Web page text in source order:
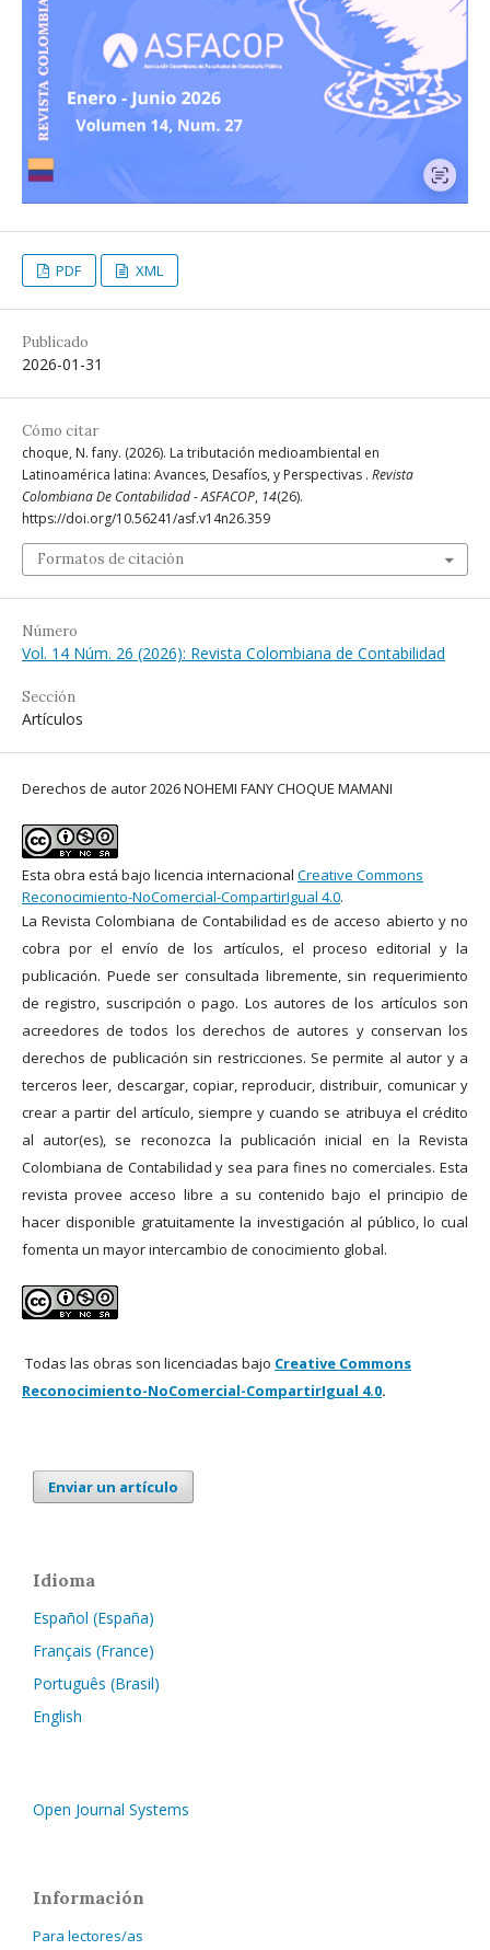
PDF XML
Publicado
2026-01-31
Cómo citar
choque, N. fany. (2026). La tributación medioambiental en
Latinoamérica latina: Avances, Desafíos, y Perspectivas . Revista
Colombiana De Contabilidad - ASFACOP, 14(26).
https://doi.org/10.56241/asf.v14n26.359
Formatos de citación
Número
Vol. 14 Núm. 26 (2026): Revista Colombiana de Contabilidad
Sección
Artículos
Derechos de autor 2026 NOHEMI FANY CHOQUE MAMANI
Esta obra está bajo licencia internacional Creative Commons
Reconocimiento-NoComercial-CompartirIgual 4.0.
La Revista Colombiana de Contabilidad es de acceso abierto y no
cobra por el envío de los artículos, el proceso editorial y la
publicación. Puede ser consultada libremente, sin requerimiento
de registro, suscripción o pago. Los autores de los artículos son
acreedores de todos los derechos de autores y conservan los
derechos de publicación sin restricciones. Se permite al autor y a
terceros leer, descargar, copiar, reproducir, distribuir, comunicar y
crear a partir del artículo, siempre y cuando se atribuya el crédito
al autor(es), se reconozca la publicación inicial en la Revista
Colombiana de Contabilidad y sea para fines no comerciales. Esta
revista provee acceso libre a su contenido bajo el principio de
hacer disponible gratuitamente la investigación al público, lo cual
fomenta un mayor intercambio de conocimiento global.
Todas las obras son licenciadas bajo Creative Commons
Reconocimiento-NoComercial-CompartirIgual 4.0.
Enviar un artículo
Idioma
Español (España)
Français (France)
Português (Brasil)
English
Open Journal Systems
Información
Para lectores/as